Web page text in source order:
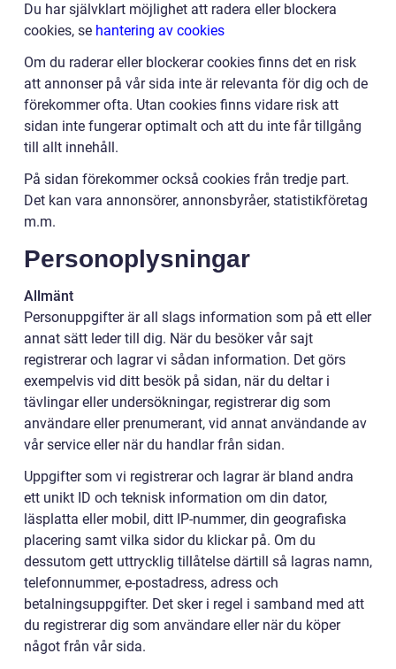
Du har självklart möjlighet att radera eller blockera
cookies, se hantering av cookies
Om du raderar eller blockerar cookies finns det en risk
att annonser på vår sida inte är relevanta för dig och de
förekommer ofta. Utan cookies finns vidare risk att
sidan inte fungerar optimalt och att du inte får tillgång
till allt innehåll.
På sidan förekommer också cookies från tredje part.
Det kan vara annonsörer, annonsbyråer, statistikföretag
m.m.
Personoplysningar
Allmänt
Personuppgifter är all slags information som på ett eller
annat sätt leder till dig. När du besöker vår sajt
registrerar och lagrar vi sådan information. Det görs
exempelvis vid ditt besök på sidan, när du deltar i
tävlingar eller undersökningar, registrerar dig som
användare eller prenumerant, vid annat användande av
vår service eller när du handlar från sidan.
Uppgifter som vi registrerar och lagrar är bland andra
ett unikt ID och teknisk information om din dator,
läsplatta eller mobil, ditt IP-nummer, din geografiska
placering samt vilka sidor du klickar på. Om du
dessutom gett uttrycklig tillåtelse därtill så lagras namn,
telefonnummer, e-postadress, adress och
betalningsuppgifter. Det sker i regel i samband med att
du registrerar dig som användare eller när du köper
något från vår sida.